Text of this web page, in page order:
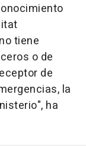
tiene
o de
de
la
ha